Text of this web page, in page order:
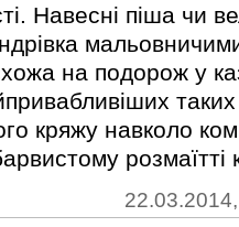
Навесні піша чи
на подорож у
кряжу навколо
розмаїтті